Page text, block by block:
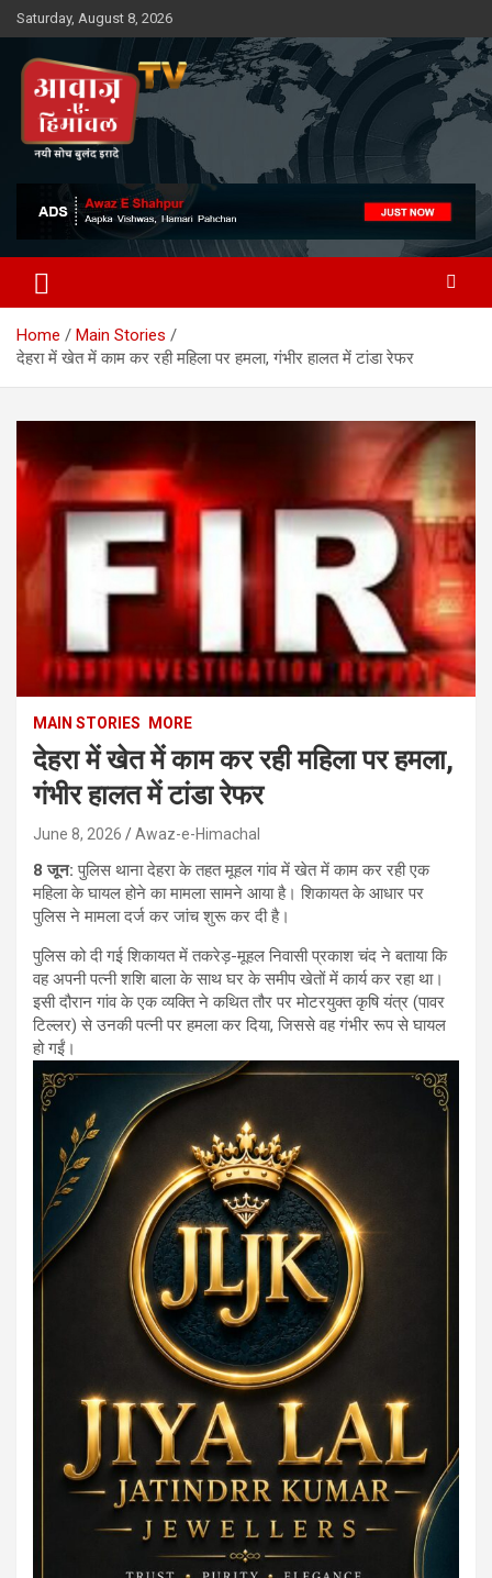
Skip
to
content
Saturday, August 8, 2026
Awaz-E-Shahpur
Home
Main Stories
देहरा में खेत में काम कर रही महिला पर हमला, गंभीर हालत में टांडा रेफर
MAIN STORIES MORE
देहरा में खेत में काम कर रही महिला पर हमला,
गंभीर हालत में टांडा रेफर
June 8, 2026 Awaz-e-Himachal
8 जून:पुलिस थाना देहरा के तहत मूहल गांव में खेत में काम कर रही एक
महिला के घायल होने का मामला सामने आया है। शिकायत के आधार पर
पुलिस ने मामला दर्ज कर जांच शुरू कर दी है।
पुलिस को दी गई शिकायत में तकरेड़-मूहल निवासी प्रकाश चंद ने बताया कि
वह अपनी पत्नी शशि बाला के साथ घर के समीप खेतों में कार्य कर रहा था।
इसी दौरान गांव के एक व्यक्ति ने कथित तौर पर मोटरयुक्त कृषि यंत्र (पावर
टिल्लर) से उनकी पत्नी पर हमला कर दिया, जिससे वह गंभीर रूप से घायल
हो गईं।